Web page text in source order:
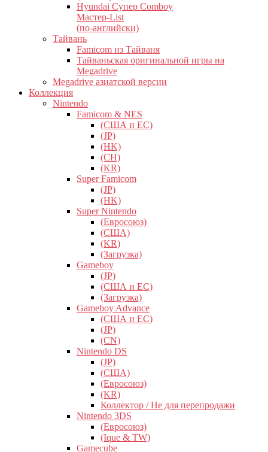
Hyundai Супер Comboy
Мастер-List
(по-английски)
Тайвань
Famicom из Тайваня
Тайваньская оригинальной игры на
Megadrive
Megadrive азиатской версии
Коллекция
Nintendo
Famicom & NES
(США и ЕС)
(JP)
(HK)
(CH)
(KR)
Super Famicom
(JP)
(HK)
Super Nintendo
(Евросоюз)
(США)
(KR)
(Загрузка)
Gameboy
(JP)
(США и ЕС)
(Загрузка)
Gameboy Advance
(США и ЕС)
(JP)
(CN)
Nintendo DS
(JP)
(США)
(Евросоюз)
(KR)
Коллектор / Не для перепродажи
Nintendo 3DS
(Евросоюз)
(Ique & TW)
Gamecube